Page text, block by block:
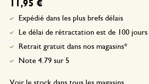
11,95 €
Expédié dans les plus brefs délais
Le délai de rétractation est de 100 jours
Retrait gratuit dans nos magasins*
Note 4.79 sur 5